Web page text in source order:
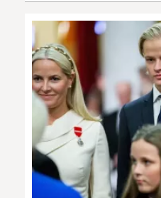
INSÓLITAS
MULTIMEDIA
IMPRESO